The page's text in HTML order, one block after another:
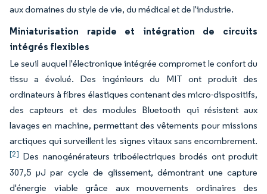
aux domaines du style de vie, du médical et de l'industrie.
Miniaturisation rapide et intégration de circuits
intégrés flexibles
Le seuil auquel l'électronique intégrée compromet le confort du
tissu a évolué. Des ingénieurs du MIT ont produit des
ordinateurs à fibres élastiques contenant des micro-dispositifs,
des capteurs et des modules Bluetooth qui résistent aux
lavages en machine, permettant des vêtements pour missions
arctiques qui surveillent les signes vitaux sans encombrement.
[2] Des nanogénérateurs triboélectriques brodés ont produit
307,5 µJ par cycle de glissement, démontrant une capture
d'énergie viable grâce aux mouvements ordinaires des